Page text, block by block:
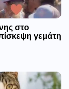
στο
γεμάτη